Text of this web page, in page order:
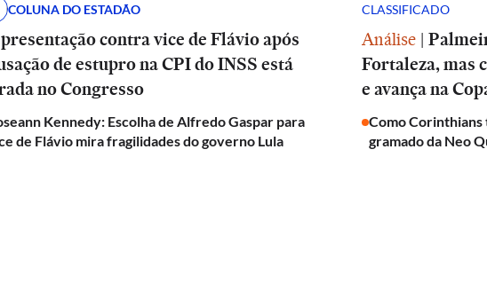
COLUNA DO ESTADÃO
contra vice de Flávio após
de estupro na CPI do INSS está
no Congresso
Kennedy: Escolha de Alfredo Gaspar para
de Flávio mira fragilidades do governo Lula
CLASSIFICADO
Análise |
Fortaleza, mas
e avança na
Como
gramado da Neo